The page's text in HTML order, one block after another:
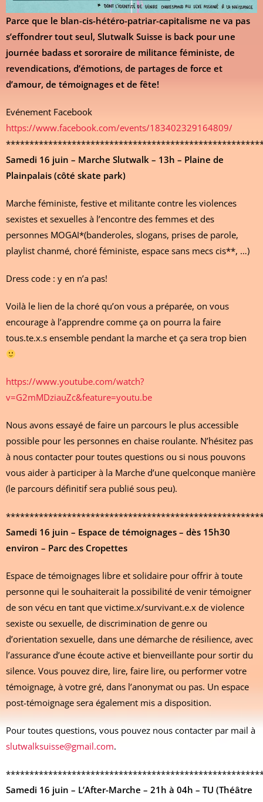
Parce que le blan-cis-hétéro-patriar-capitalisme ne va pas
s’effondrer tout seul, Slutwalk Suisse is back pour une
journée badass et sororaire de militance féministe, de
revendications, d’émotions, de partages de force et
d’amour, de témoignages et de fête!
Evénement Facebook
https://www.facebook.com/events/183402329164809/
Samedi 16 juin – Marche Slutwalk – 13h – Plaine de
Plainpalais (côté skate park)
Marche féministe, festive et militante contre les violences
sexistes et sexuelles à l’encontre des femmes et des
personnes MOGAI*(banderoles, slogans, prises de parole,
playlist chanmé, choré féministe, espace sans mecs cis**, …)
Dress code : y en n’a pas!
Voilà le lien de la choré qu’on vous a préparée, on vous
encourage à l’apprendre comme ça on pourra la faire
tous.te.x.s ensemble pendant la marche et ça sera trop bien
https://www.youtube.com/watch?
v=G2mMDziauZc&feature=youtu.be
Nous avons essayé de faire un parcours le plus accessible
possible pour les personnes en chaise roulante. N’hésitez pas
à nous contacter pour toutes questions ou si nous pouvons
vous aider à participer à la Marche d’une quelconque manière
(le parcours définitif sera publié sous peu).
Samedi 16 juin – Espace de témoignages – dès 15h30
environ – Parc des Cropettes
Espace de témoignages libre et solidaire pour offrir à toute
personne qui le souhaiterait la possibilité de venir témoigner
de son vécu en tant que victime.x/survivant.e.x de violence
sexiste ou sexuelle, de discrimination de genre ou
d’orientation sexuelle, dans une démarche de résilience, avec
l’assurance d’une écoute active et bienveillante pour sortir du
silence. Vous pouvez dire, lire, faire lire, ou performer votre
témoignage, à votre gré, dans l’anonymat ou pas. Un espace
post-témoignage sera également mis a disposition.
Pour toutes questions, vous pouvez nous contacter par mail à
slutwalksuisse@gmail.com.
Samedi 16 juin – L’After-Marche – 21h à 04h – TU (Théâtre